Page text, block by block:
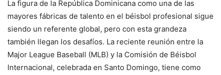
La figura de la República Dominicana como una de las
mayores fábricas de talento en el béisbol profesional sigue
siendo un referente global, pero con esta grandeza
también llegan los desafíos. La reciente reunión entre la
Major League Baseball (MLB) y la Comisión de Béisbol
Internacional, celebrada en Santo Domingo, tiene como